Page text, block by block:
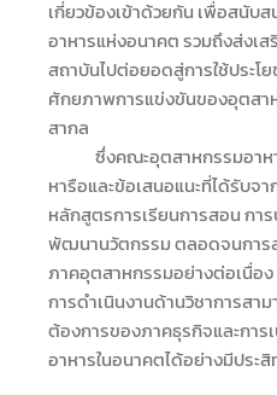
เกี่ยวข้องเข้าด้วยกัน เพื่อสนับ
อาหารแห่งอนาคต รวมถึงส่งเ
สถาบันไปต่อยอดสู่การใช้ประโ
ศักยภาพการแข่งขันของอุตสา
สากล
ซึ่งคณะอุตสาหกรรมอาห
หารือและข้อเสนอแนะที่ได้รับจ
หลักสูตรการเรียนการสอน กา
พัฒนานวัตกรรม ตลอดจนการ
ภาคอุตสาหกรรมอย่างต่อเนื่อ
การดำเนินงานด้านวิชาการสา
ต้องการของภาคธุรกิจและกา
อาหารในอนาคตได้อย่างมีประ